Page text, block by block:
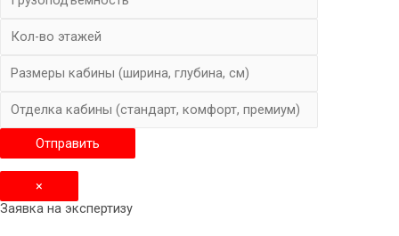
×
Заявка на экспертизу